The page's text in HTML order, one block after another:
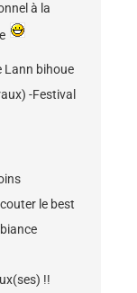
à la
Lann bihoue
-Festival
le best
!!